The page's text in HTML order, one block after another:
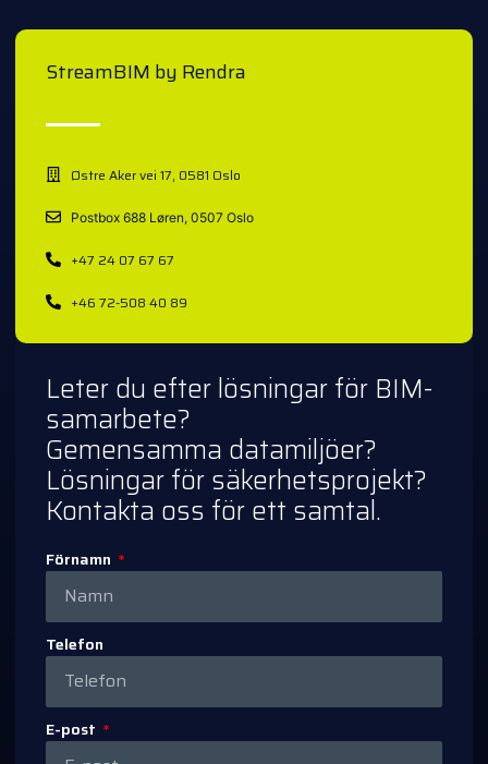
StreamBIM by Rendra
Østre Aker vei 17, 0581 Oslo
Postbox 688 Løren, 0507 Oslo
+47 24 07 67 67
+46 72-508 40 89
Leter du efter lösningar för BIM-
samarbete?
Gemensamma datamiljöer?
Lösningar för säkerhetsprojekt?
Kontakta oss för ett samtal.
Förnamn
Telefon
E-post